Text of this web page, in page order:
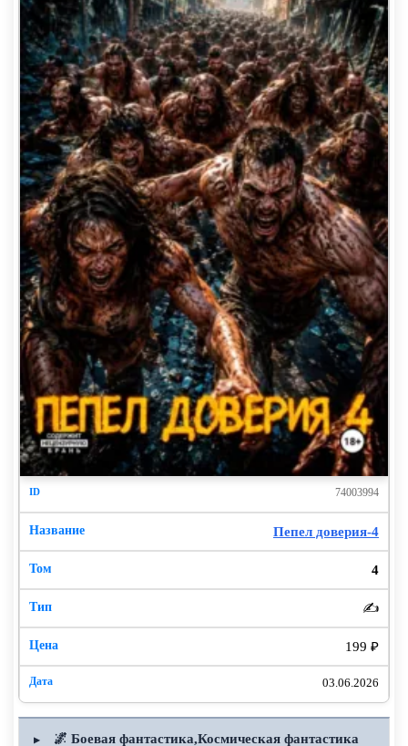
74003994
Пепел доверия-4
4
✍️
199 ₽
03.06.2026
▶ 🌌 Боевая фантастика,Космическая фантастика